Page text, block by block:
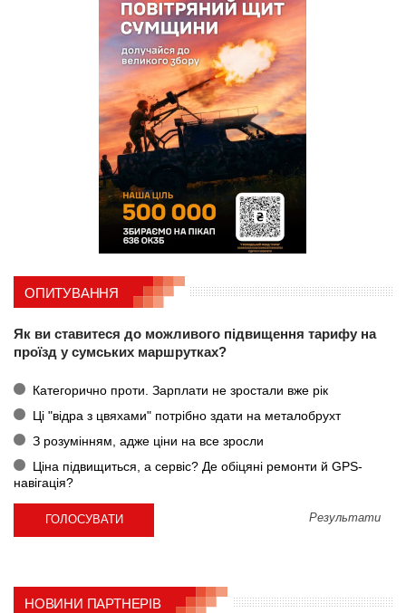
ОПИТУВАННЯ
Як ви ставитеся до можливого підвищення тарифу на
проїзд у сумських маршрутках?
Категорично проти. Зарплати не зростали вже рік
Ці "відра з цвяхами" потрібно здати на металобрухт
З розумінням, адже ціни на все зросли
Ціна підвищиться, а сервіс? Де обіцяні ремонти й GPS-
навігація?
Результати
НОВИНИ ПАРТНЕРІВ